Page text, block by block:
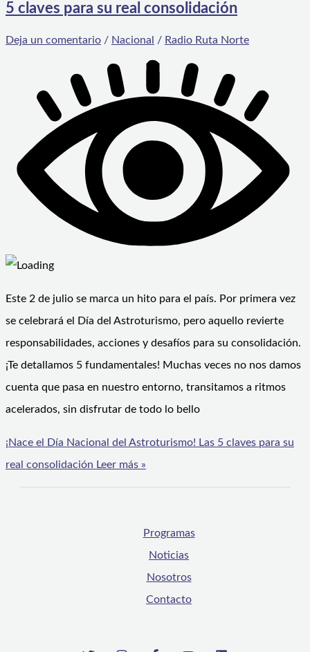
5 claves para su real consolidación
Deja un comentario / Nacional / Radio Ruta Norte
Este 2 de julio se marca un hito para el país. Por primera vez
se celebrará el Día del Astroturismo, pero aquello revierte
responsabilidades, acciones y desafíos para su consolidación.
¡Te detallamos 5 fundamentales! Muchas veces no nos damos
cuenta que pasa en nuestro entorno, transitamos a ritmos
acelerados, sin disfrutar de todo lo bello
¡Nace el Día Nacional del Astroturismo! Las 5 claves para su
real consolidación Leer más »
Programas
Noticias
Nosotros
Contacto